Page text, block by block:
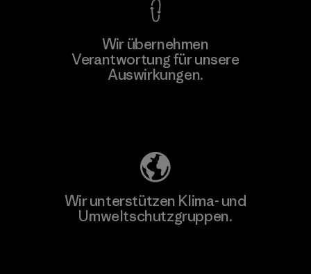
Mehr dazuWir übernehmen
Verantwortung für unsere
Auswirkungen.
Wir unterstützen Klima- und
Umweltschutzgruppen.